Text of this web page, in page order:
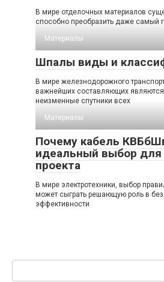
В мире отделочных материалов
способно преобразить даже самый
Материалы
Шпалы виды и
В мире железнодорожного
важнейших составляющих
неизменные спутники всех
Материалы
Почему кабель
идеальный выбор для
проекта
В мире электротехники, выбор
может сыграть решающую роль в
эффективности